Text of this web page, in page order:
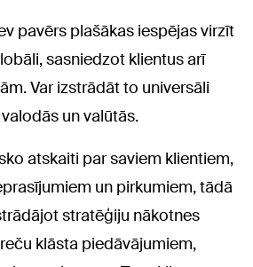
pavērs plašākas iespējas virzīt
sasniedzot klientus arī
Var izstrādāt to universāli
un valūtās.
atskaiti par saviem klientiem,
un pirkumiem, tādā
stratēģiju nākotnes
klāsta piedāvājumiem,